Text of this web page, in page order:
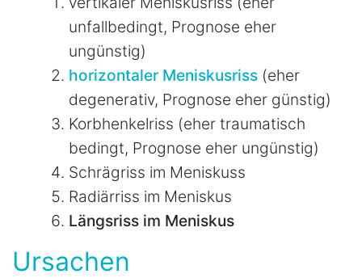
unfallbedingt, Prognose eher
ungünstig)
horizontaler Meniskusriss (eher
degenerativ, Prognose eher günstig)
Korbhenkelriss (eher traumatisch
bedingt, Prognose eher ungünstig)
Schrägriss im Meniskuss
Radiärriss im Meniskus
Längsriss im Meniskus
Ursachen